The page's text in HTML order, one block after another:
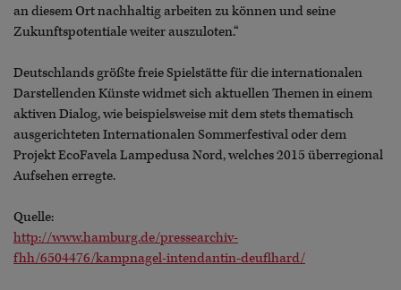
an diesem Ort nachhaltig arbeiten zu können und seine
Zukunftspotentiale weiter auszuloten.“
Deutschlands größte freie Spielstätte für die internationalen
Darstellenden Künste widmet sich aktuellen Themen in einem
aktiven Dialog, wie beispielsweise mit dem stets thematisch
ausgerichteten Internationalen Sommerfestival oder dem
Projekt EcoFavela Lampedusa Nord, welches 2015 überregional
Aufsehen erregte.
Quelle:
http://www.hamburg.de/pressearchiv-
fhh/6504476/kampnagel-intendantin-deuflhard/